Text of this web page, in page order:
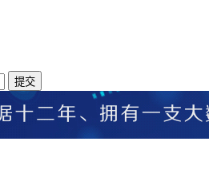
提交